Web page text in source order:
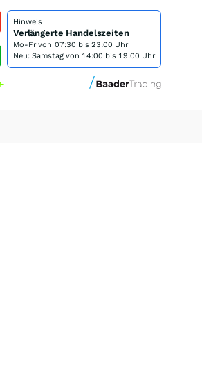
Hinweis
Verlängerte Handelszeiten
Mo-Fr von 07:30 bis 23:00 Uhr
Neu: Samstag von 14:00 bis 19:00 Uhr